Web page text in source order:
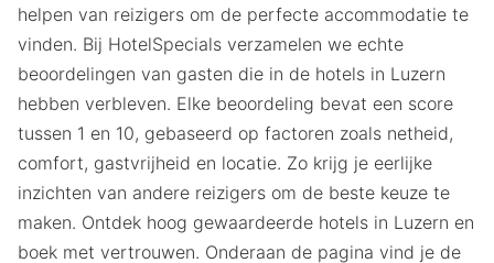
helpen van reizigers om de perfecte accommodatie te
vinden. Bij HotelSpecials verzamelen we echte
beoordelingen van gasten die in de hotels in Luzern
hebben verbleven. Elke beoordeling bevat een score
tussen 1 en 10, gebaseerd op factoren zoals netheid,
comfort, gastvrijheid en locatie. Zo krijg je eerlijke
inzichten van andere reizigers om de beste keuze te
maken. Ontdek hoog gewaardeerde hotels in Luzern en
boek met vertrouwen. Onderaan de pagina vind je de